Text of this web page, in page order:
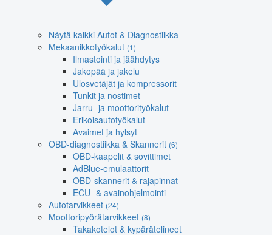
Näytä kaikki Autot & Diagnostiikka
Mekaanikkotyökalut (1)
Ilmastointi ja jäähdytys
Jakopää ja jakelu
Ulosvetäjät ja kompressorit
Tunkit ja nostimet
Jarru- ja moottorityökalut
Erikoisautotyökalut
Avaimet ja hylsyt
OBD-diagnostiikka & Skannerit (6)
OBD-kaapelit & sovittimet
AdBlue-emulaattorit
OBD-skannerit & rajapinnat
ECU- & avainohjelmointi
Autotarvikkeet (24)
Moottoripyörätarvikkeet (8)
Takakotelot & kypärätelineet